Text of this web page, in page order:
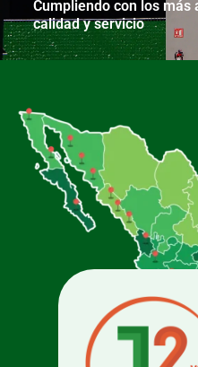
Cumpliendo con los más
calidad y servicio